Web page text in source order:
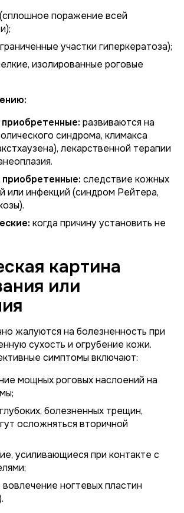
поражение всей
участки гиперкератоза);
изолированные роговые
развиваются на
синдрома, климакса
лекарственной терапии
следствие кожных
или инфекций (синдром Рейтера,
когда причину установить не
картина
или
жалуются на болезненность при
сухость и огрубение кожи.
симптомы включают:
мощных роговых наслоений на
болезненных трещин,
осложняться вторичной
усиливающиеся при контакте с
ногтевых пластин